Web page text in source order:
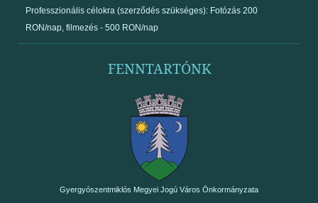
Professzionális célokra (szerződés szükséges): Fotózás 200
RON/nap, filmezés - 500 RON/nap
FENNTARTÓNK
Gyergyószentmiklós Megyei Jogú Város Önkormányzata